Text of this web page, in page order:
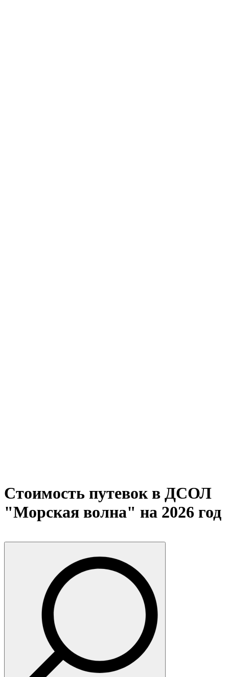
Стоимость путевок в ДСОЛ
"Морская волна" на 2026 год